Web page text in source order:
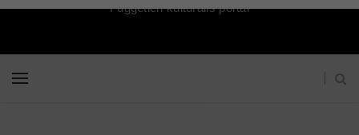
Független kulturális portál